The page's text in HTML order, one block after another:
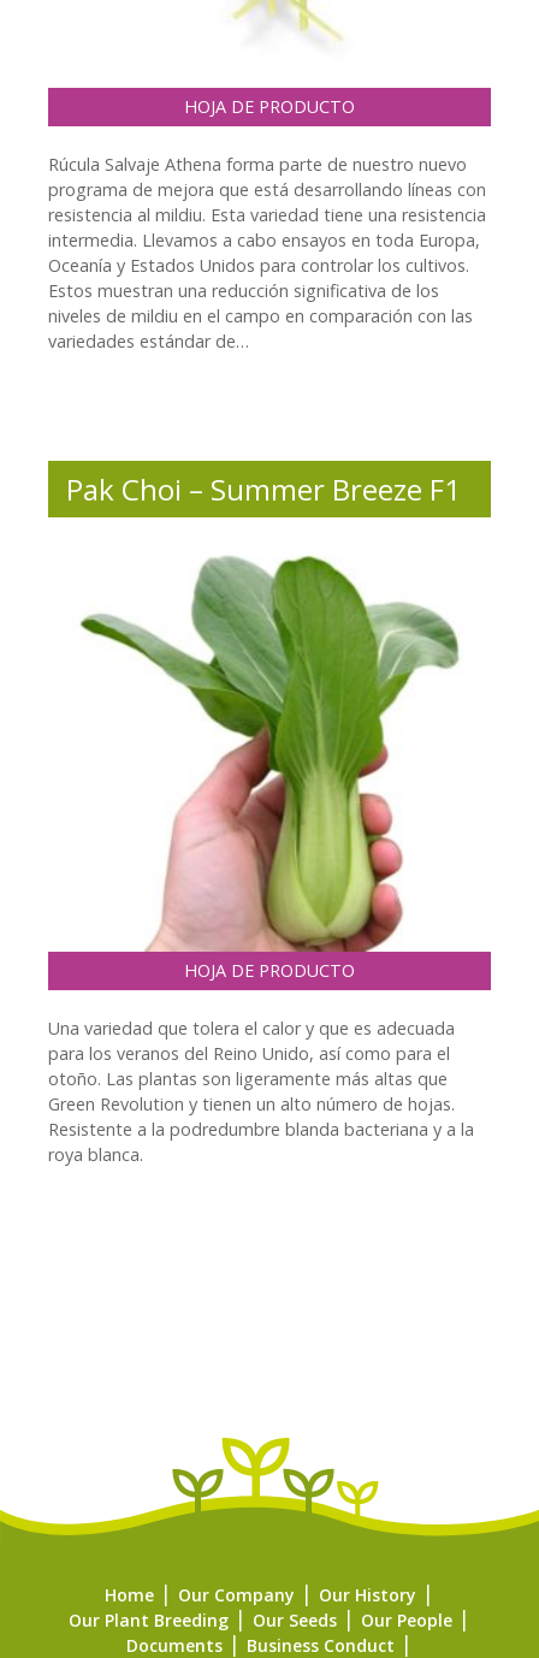
HOJA DE PRODUCTO
Rúcula Salvaje Athena forma parte de nuestro nuevo
programa de mejora que está desarrollando líneas con
resistencia al mildiu. Esta variedad tiene una resistencia
intermedia. Llevamos a cabo ensayos en toda Europa,
Oceanía y Estados Unidos para controlar los cultivos.
Estos muestran una reducción significativa de los
niveles de mildiu en el campo en comparación con las
variedades estándar de…
Pak Choi – Summer Breeze F1
HOJA DE PRODUCTO
Una variedad que tolera el calor y que es adecuada
para los veranos del Reino Unido, así como para el
otoño. Las plantas son ligeramente más altas que
Green Revolution y tienen un alto número de hojas.
Resistente a la podredumbre blanda bacteriana y a la
roya blanca.
Home Our Company
Our History
Our Plant Breeding
Our Seeds
Our People
Documents
Business Conduct